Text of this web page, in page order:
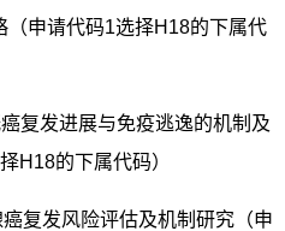
（申请代码1选择H18的下属代
复发进展与免疫逃逸的机制及
H18的下属代码）
复发风险评估及机制研究（申